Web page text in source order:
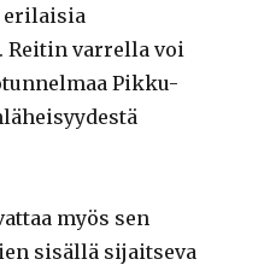
erilaisia
varrella voi
Pikku-
myös sen
sisällä sijaitseva